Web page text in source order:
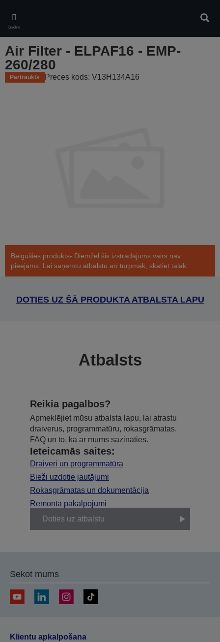
main
content
Izvēlne
Air Filter - ELPAF16 - EMP-
260/280
Pārtraukts Preces kods: V13H134A16
Beigušies produkts- Diemžēl šis izstrādājums vairs nav
pieejams. Lai saņemtu atbalstu arī turpmāk, skatiet tālāk.
DOTIES UZ ŠĀ PRODUKTA ATBALSTA LAPU
Atbalsts
Reikia pagalbos?
Apmeklējiet mūsu atbalsta lapu, lai atrastu
draiverus, programmatūru, rokasgrāmatas,
FAQ un to, kā ar mums sazināties.
Ieteicamās saites:
Draiveri un programmatūra
Bieži uzdotie jautājumi
Rokasgrāmatas un dokumentācija
Remonta pakalpojumi
Doties uz atbalstu
Sekot mums
Klientu apkalpošana